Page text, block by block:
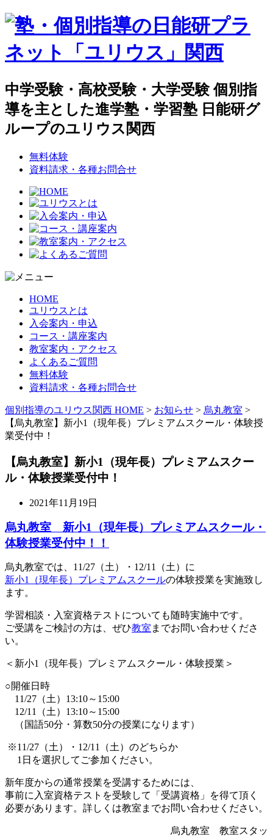
中学受験・高校受験・大学受験 個別指
導を主とした進学塾・学習塾 日能研グ
ループのユリウス関西
無料体験
資料請求・各種お問合せ
HOME
ユリウスとは
入会案内・申込
コース・講座案内
教室案内・アクセス
よくあるご質問
無料体験
資料請求・各種お問合せ
個別指導のユリウス関西 HOME > お知らせ > 烏丸教室 >
【烏丸教室】新小1（現年長）プレミアムスクール・体験授
業受付中！
【烏丸教室】新小1（現年長）プレミアムスクー
ル・体験授業受付中！
2021年11月19日
烏丸教室 新小1（現年長）プレミアムスクール・
体験授業受付中！！
烏丸教室では、11/27（土）・12/11（土）に
新小1（現年長） プレミアムスクールの体験授業を実施致し
ます。
学習相談・入室資格テストについても随時実施中です。
ご受講をご検討の方は、ぜひ教室 までお問い合わせくださ
い。
＜新小1（現年長）プレミアムスクール・体験授業＞
○開催日時
11/27（土）13:10～15:00
12/11（土）13:10～15:00
（国語50分・算数50分の授業になります）
※11/27（土）・12/11（土）のどちらか
1日を選択してご参加ください。
新年度からの通常授業を受講するためには、
事前に入室資格テストを受験して「受講資格」を得て頂く
必要があります。詳しくは教室までお問い合わせください。
烏丸教室 教室スタッ